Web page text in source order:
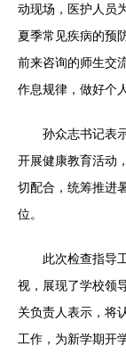
动现场，医护人员
夏季常见疾病的预
前来咨询的师生交
作息规律，做好个
孙众志书记表
开展健康教育活动
切配合，统筹推进
位。
此次检查指导
视，展现了学校领
关负责人表示，将
工作，为新学期开